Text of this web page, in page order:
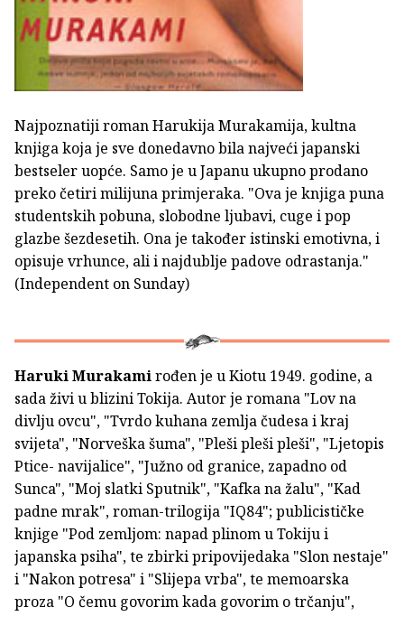
Najpoznatiji roman Harukija Murakamija, kultna
knjiga koja je sve donedavno bila najveći japanski
bestseler uopće. Samo je u Japanu ukupno prodano
preko četiri milijuna primjeraka. "Ova je knjiga puna
studentskih pobuna, slobodne ljubavi, cuge i pop
glazbe šezdesetih. Ona je također istinski emotivna, i
opisuje vrhunce, ali i najdublje padove odrastanja."
(Independent on Sunday)
Haruki Murakamirođen je u Kiotu 1949. godine, a
sada živi u blizini Tokija. Autor je romana "Lov na
divlju ovcu", "Tvrdo kuhana zemlja čudesa i kraj
svijeta", "Norveška šuma", "Pleši pleši pleši", "Ljetopis
Ptice- navijalice", "Južno od granice, zapadno od
Sunca", "Moj slatki Sputnik", "Kafka na žalu", "Kad
padne mrak", roman-trilogija "IQ84"; publicističke
knjige "Pod zemljom: napad plinom u Tokiju i
japanska psiha", te zbirki pripovijedaka "Slon nestaje"
i "Nakon potresa" i "Slijepa vrba", te memoarska
proza "O čemu govorim kada govorim o trčanju",